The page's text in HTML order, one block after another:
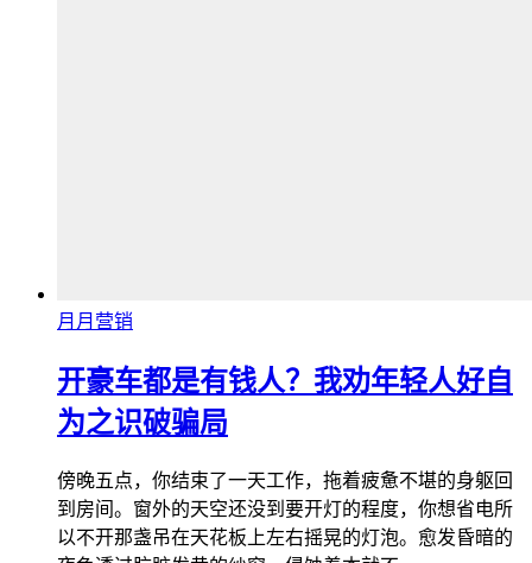
月月营销
开豪车都是有钱人？我劝年轻人好自
为之识破骗局
傍晚五点，你结束了一天工作，拖着疲惫不堪的身躯回
到房间。窗外的天空还没到要开灯的程度，你想省电所
以不开那盏吊在天花板上左右摇晃的灯泡。愈发昏暗的